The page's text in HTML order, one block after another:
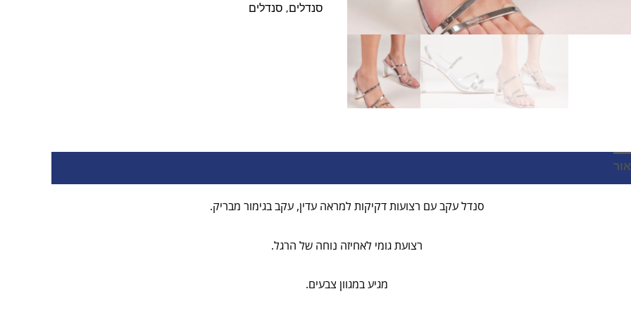
סנדלים, סנדלים
סנדל עקב עם רצועות דקיקות למראה עדין, עקב בגימור מבריק.
רצועת גומי לאחיזה נוחה של הרגל.
מגיע במגוון צבעים.